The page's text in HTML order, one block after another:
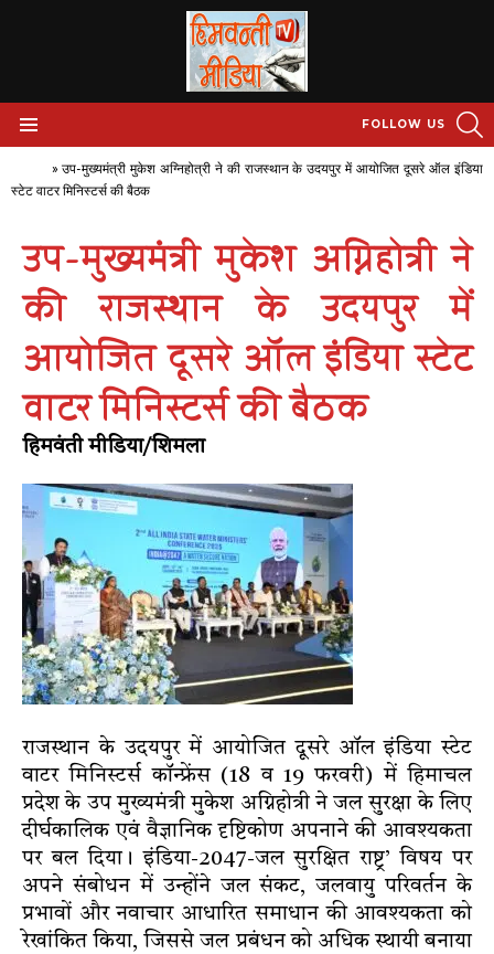
FOLLOW US
» उप-मुख्यमंत्री मुकेश अग्निहोत्री ने की राजस्थान के उदयपुर में आयोजित दूसरे ऑल इंडिया
स्टेट वाटर मिनिस्टर्स की बैठक
उप-मुख्यमंत्री मुकेश अग्निहोत्री ने
की राजस्थान के उदयपुर में
आयोजित दूसरे ऑल इंडिया स्टेट
वाटर मिनिस्टर्स की बैठक
हिमवंती मीडिया/शिमला
राजस्थान के उदयपुर में आयोजित दूसरे ऑल इंडिया स्टेट
वाटर मिनिस्टर्स कॉन्फ्रेंस (18 व 19 फरवरी) में हिमाचल
प्रदेश के उप मुख्यमंत्री मुकेश अग्निहोत्री ने जल सुरक्षा के लिए
दीर्घकालिक एवं वैज्ञानिक दृष्टिकोण अपनाने की आवश्यकता
पर बल दिया। इंडिया-2047-जल सुरक्षित राष्ट्र’ विषय पर
अपने संबोधन में उन्होंने जल संकट, जलवायु परिवर्तन के
प्रभावों और नवाचार आधारित समाधान की आवश्यकता को
रेखांकित किया, जिससे जल प्रबंधन को अधिक स्थायी बनाया